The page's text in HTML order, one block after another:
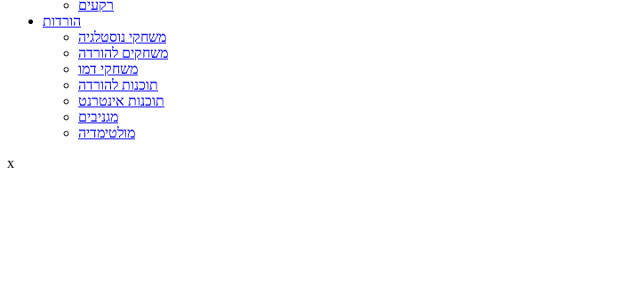
רקעים
הורדות
משחקי נוסטלגיה
משחקים להורדה
משחקי דמו
תוכנות להורדה
תוכנות אינטרנט
מגניבים
מולטימדיה
x